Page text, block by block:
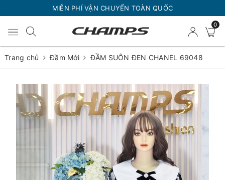
MIỄN PHÍ VẬN CHUYỂN TOÀN QUỐC
0
Trang chủ Đầm Mới ĐẦM SUÔN ĐEN CHANEL 69048